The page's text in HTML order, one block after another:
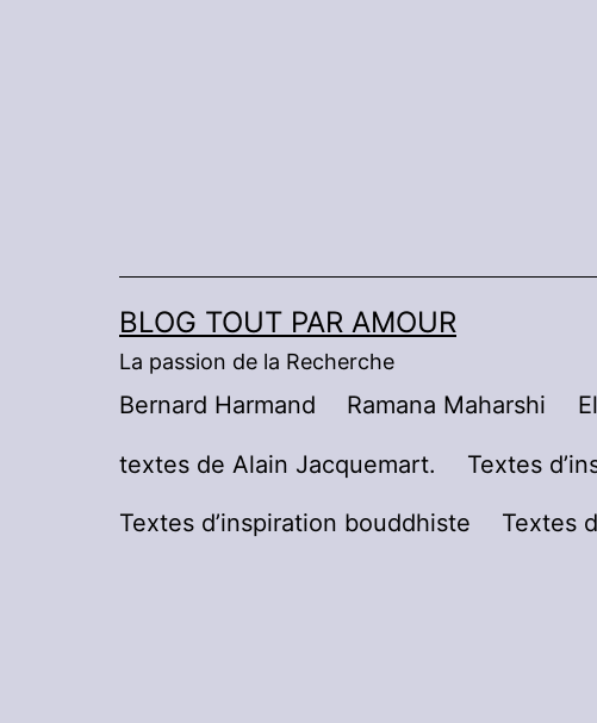
BLOG TOUT PAR AMOUR
La passion de la Recherche
Bernard Harmand Ramana Maharshi
textes de Alain Jacquemart. Textes
Textes d’inspiration bouddhiste Textes